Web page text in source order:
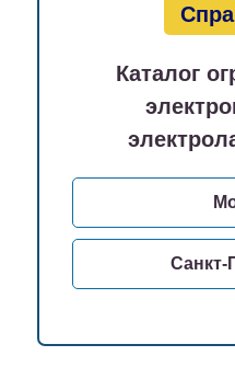
Каталог
Санкт-